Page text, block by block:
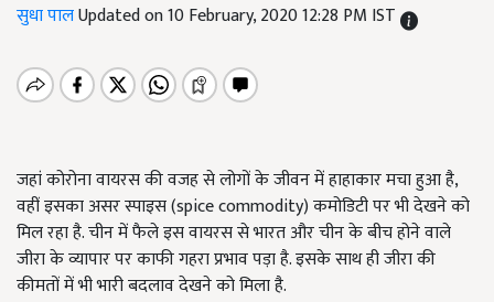
सुधा पालUpdated on 10 February, 2020 12:28 PM IST
जहां कोरोना वायरस की वजह से लोगों के जीवन में हाहाकार मचा हुआ है,
वहीं इसका असर स्पाइस (spice commodity) कमोडिटी पर भी देखने को
मिल रहा है. चीन में फैले इस वायरस से भारत और चीन के बीच होने वाले
जीरा के व्यापार पर काफी गहरा प्रभाव पड़ा है. इसके साथ ही जीरा की
कीमतों में भी भारी बदलाव देखने को मिला है.